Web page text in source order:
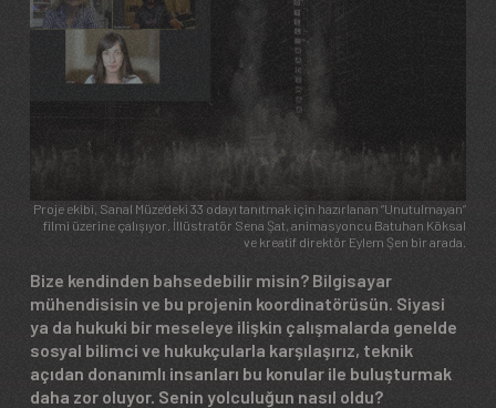
Proje ekibi, Sanal Müze’deki 33 odayı tanıtmak için hazırlanan “Unutulmayan”
filmi üzerine çalışıyor. İllüstratör Sena Şat, animasyoncu Batuhan Köksal
ve kreatif direktör Eylem Şen bir arada.
Bize kendinden bahsedebilir misin? Bilgisayar
mühendisisin ve bu projenin koordinatörüsün. Siyasi
ya da hukuki bir meseleye ilişkin çalışmalarda genelde
sosyal bilimci ve hukukçularla karşılaşırız, teknik
açıdan donanımlı insanları bu konular ile buluşturmak
daha zor oluyor. Senin yolculuğun nasıl oldu?